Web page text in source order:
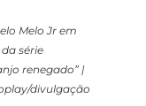
Melo Jr em
série
renegado” |
divulgação